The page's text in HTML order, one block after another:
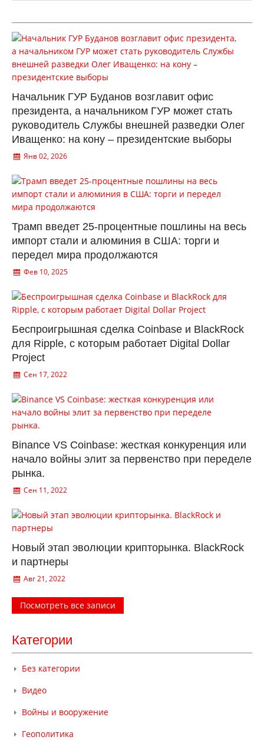
Начальник ГУР Буданов возглавит офис
президента, а начальником ГУР может стать
руководитель Службы внешней разведки Олег
Иващенко: на кону – президентские выборы
Янв 02, 2026
Трамп введет 25-процентные пошлины на весь
импорт стали и алюминия в США: торги и
передел мира продолжаются
Фев 10, 2025
Беспроигрышная сделка Coinbase и BlackRock
для Ripple, с которым работает Digital Dollar
Project
Сен 17, 2022
Binance VS Coinbase: жесткая конкуренция или
начало войны элит за первенство при переделе
рынка.
Сен 11, 2022
Новый этап эволюции крипторынка. BlackRock
и партнеры
Авг 21, 2022
Посмотреть все записи
Категории
Без категории
Видео
Войны и вооружение
Геополитика